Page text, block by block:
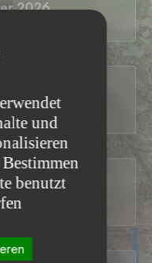
2026
2025
2024
und
benutzt